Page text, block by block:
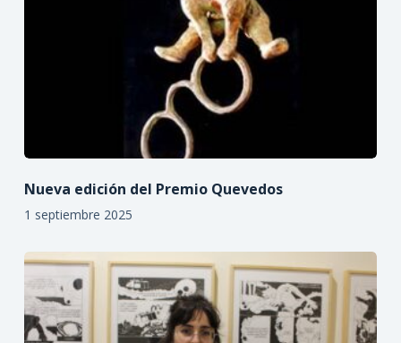
Nueva edición del Premio Quevedos
1 septiembre 2025